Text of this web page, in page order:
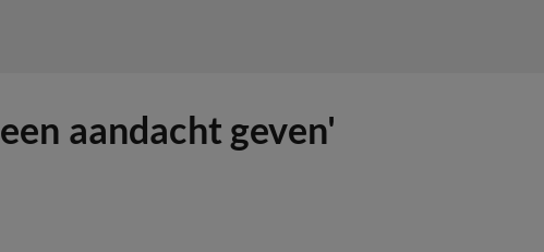
aandacht geven'